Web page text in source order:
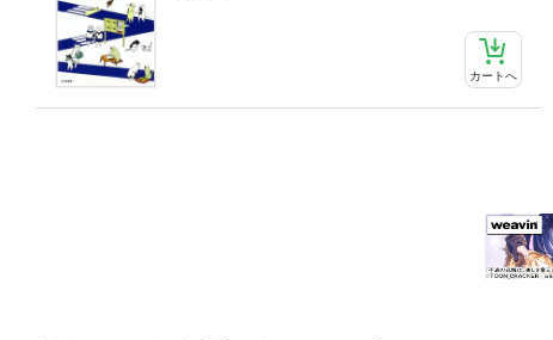
カートへ